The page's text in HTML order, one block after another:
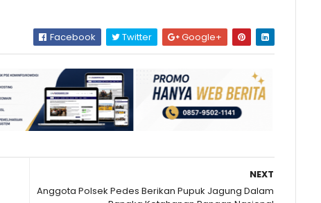
Facebook Twitter Google+
NEXT
Anggota Polsek Pedes Berikan Pupuk Jagung Dalam